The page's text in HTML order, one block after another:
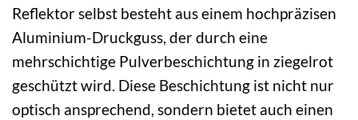
Reflektor selbst besteht aus einem hochpräzisen
Aluminium-Druckguss, der durch eine
mehrschichtige Pulverbeschichtung in ziegelrot
geschützt wird. Diese Beschichtung ist nicht nur
optisch ansprechend, sondern bietet auch einen